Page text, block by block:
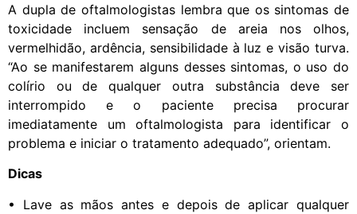
A dupla de oftalmologistas lembra que os sintomas de
toxicidade incluem sensação de areia nos olhos,
vermelhidão, ardência, sensibilidade à luz e visão turva.
“Ao se manifestarem alguns desses sintomas, o uso do
colírio ou de qualquer outra substância deve ser
interrompido e o paciente precisa procurar
imediatamente um oftalmologista para identificar o
problema e iniciar o tratamento adequado”, orientam.
Dicas
• Lave as mãos antes e depois de aplicar qualquer